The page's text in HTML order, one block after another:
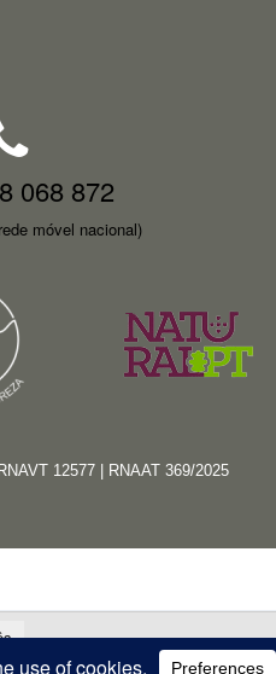
068 872
móvel nacional)
12577 | RNAAT 369/2025